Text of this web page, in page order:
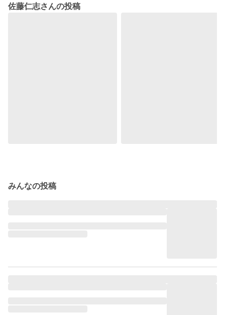
佐藤仁志さんの投稿
みんなの投稿